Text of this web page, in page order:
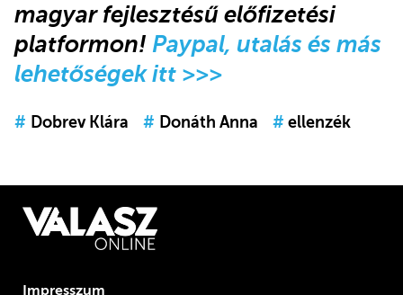
magyar fejlesztésű előfizetési
platformon! Paypal, utalás és más
lehetőségek itt >>>
# Dobrev Klára # Donáth Anna # ellenzék
Impresszum